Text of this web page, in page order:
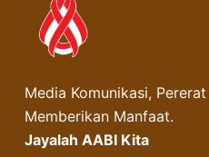
Media Komunikasi,
Memberikan Manfaat.
Jayalah AABI Kita